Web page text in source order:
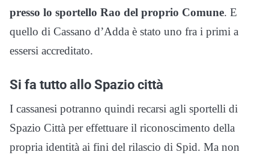
presso lo sportello Rao del proprio Comune. E
quello di Cassano d’Adda è stato uno fra i primi a
essersi accreditato.
Si fa tutto allo Spazio città
I cassanesi potranno quindi recarsi agli sportelli di
Spazio Città per effettuare il riconoscimento della
propria identità ai fini del rilascio di Spid. Ma non